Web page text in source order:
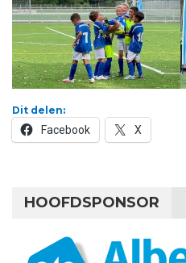
Dit delen:
Facebook X
HOOFDSPONSOR